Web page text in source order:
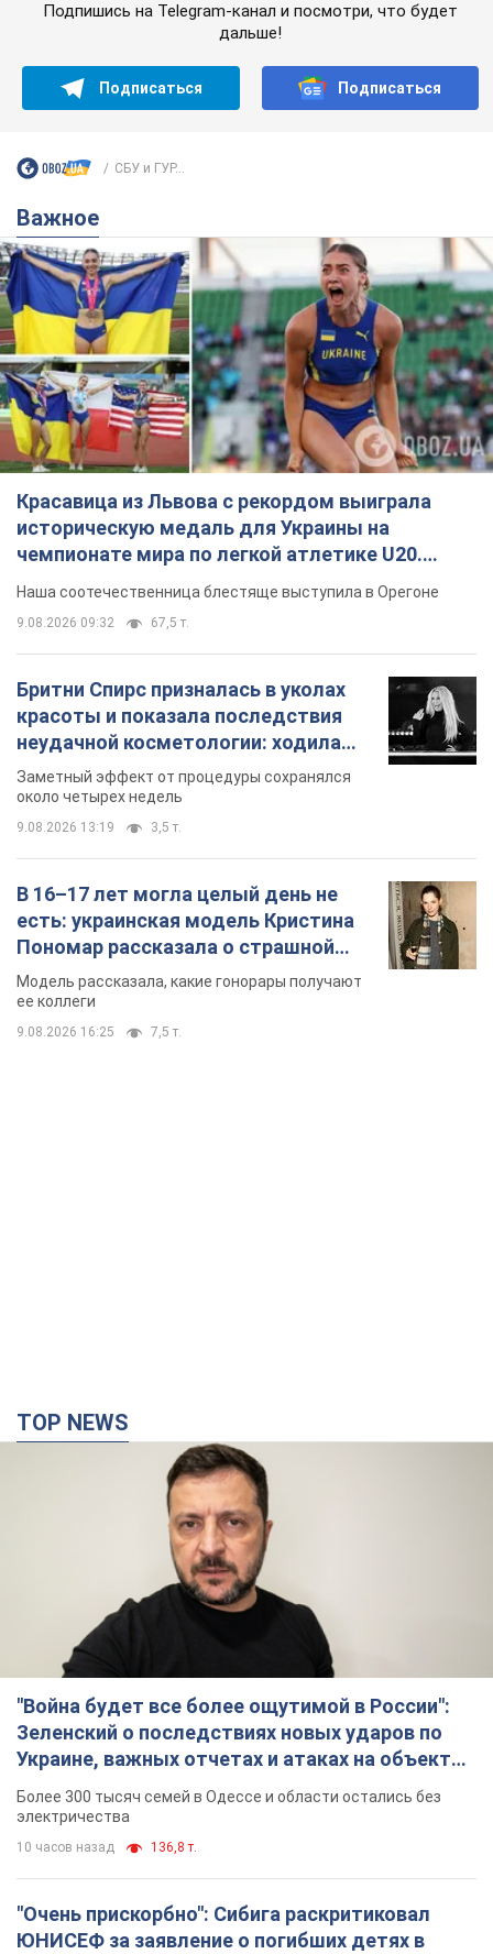
Подпишись на Telegram-канал и посмотри, что будет
дальше!
Подписаться Подписаться
СБУ и ГУР...
Важное
Красавица из Львова с рекордом выиграла
историческую медаль для Украины на
чемпионате мира по легкой атлетике U20.
Видео
Наша соотечественница блестяще выступила в Орегоне
9.08.2026 09:32 67,5 т.
Бритни Спирс призналась в уколах
красоты и показала последствия
неудачной косметологии: ходила
так почти месяц
Заметный эффект от процедуры сохранялся
около четырех недель
9.08.2026 13:19 3,5 т.
В 16–17 лет могла целый день не
есть: украинская модель Кристина
Пономар рассказала о страшной
стороне модельной карьеры
Модель рассказала, какие гонорары получают
ее коллеги
9.08.2026 16:25 7,5 т.
TOP NEWS
"Война будет все более ощутимой в России":
Зеленский о последствиях новых ударов по
Украине, важных отчетах и атаках на объекты
противника. Видео
Более 300 тысяч семей в Одессе и области остались без
электричества
10 часов назад 136,8 т.
"Очень прискорбно": Сибига раскритиковал
ЮНИСЕФ за заявление о погибших детях в